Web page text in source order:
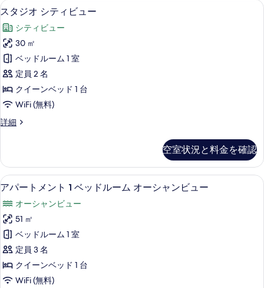
な
客
室
の
絞
り
込
み
条
ス
タ
ジ
オ
シ
テ
ィ
ュ
の
す
べ
て
の
写
真
を
表
スタジオ シティビュー | セーフティ
6
スタジオ シティビュー
シティビュー
30 ㎡
ベッドルーム 1 室
定員 2 名
クイーンベッド 1 台
WiFi (無料)
詳細
ス
シ
テ
ィ
ュ
ー
の
詳
細
空室状況と料金を確認
ア
ー
ト
メ
ン
ト
セーフティボックス (室内)、アイロ
11
アパートメント 1 ベッドルーム オーシャンビュー
オーシャンビュー
51 ㎡
ベッドルーム 1 室
定員 3 名
クイーンベッド 1 台
WiFi (無料)